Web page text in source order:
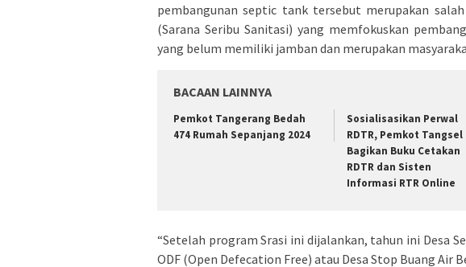
pembangunan septic tank tersebut merupakan
(Sarana Seribu Sanitasi) yang memfokuskan
yang belum memiliki jamban dan merupakan
BACAAN LAINNYA
Pemkot Tangerang Bedah
474 Rumah Sepanjang 2024
Sosialisasikan Perwal
RDTR, Pemkot Tangsel
Bagikan Buku Cetakan
RDTR dan Sisten
Informasi RTR Online
“Setelah program Srasi ini dijalankan, tahun ini Desa
ODF (Open Defecation Free) atau Desa Stop Buang Air